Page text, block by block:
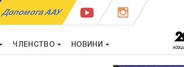
Допомога ААУ
ЧЛЕНСТВО НОВИНИ